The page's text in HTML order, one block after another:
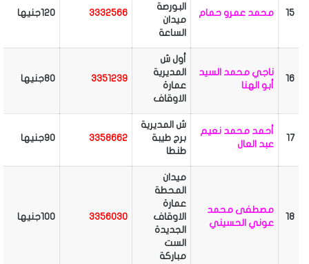
15 محمد عمرو حمام
البورصة
ميدان
الساعة
3332566 120جنيها
16
ناجي محمد السيد
أبو الهنا
أول ش
المديرية
عمارة
الاوقاف
3351239 80جنيها
17
أحمد محمد نعيم
عبد العال
ش المديرية
برج طيبة
طنطا
3358662 90جنيها
18
مصطفى محمد
عوني الحسيني
ميدان
المحطة
عمارة
الاوقاف
الجديدة
الست
مباركة
3356030 100جنيها